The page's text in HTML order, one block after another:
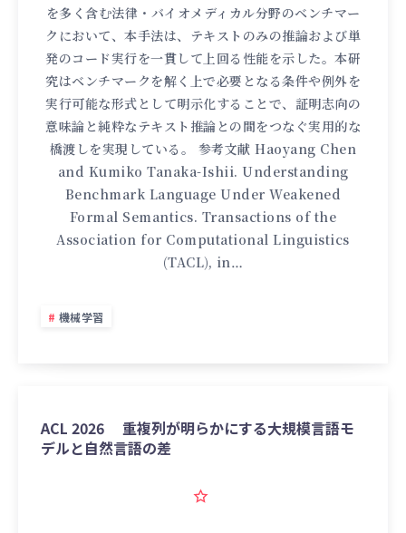
を多く含む法律・バイオメディカル分野のベンチマー
クにおいて、本手法は、テキストのみの推論および単
発のコード実行を一貫して上回る性能を示した。本研
究はベンチマークを解く上で必要となる条件や例外を
実行可能な形式として明示化することで、証明志向の
意味論と純粋なテキスト推論との間をつなぐ実用的な
橋渡しを実現している。 参考文献 Haoyang Chen
and Kumiko Tanaka-Ishii. Understanding
Benchmark Language Under Weakened
Formal Semantics. Transactions of the
Association for Computational Linguistics
(TACL), in…
機械学習
ACL 2026 重複列が明らかにする大規模言語モ
デルと自然言語の差